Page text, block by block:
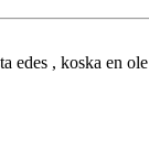
edes , koska en ole